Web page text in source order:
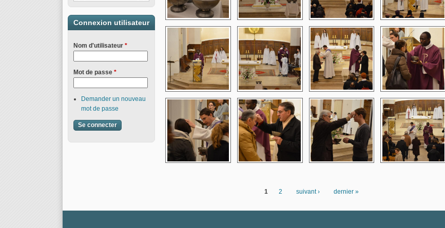
1 2 suivant › dernier »
Connexion utilisateur
Nom d'utilisateur *
Mot de passe *
Demander un nouveau
mot de passe